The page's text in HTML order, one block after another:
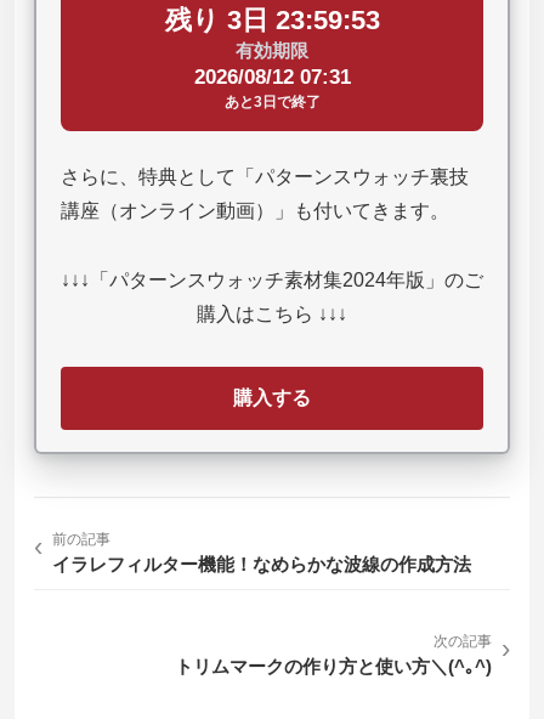
残り 3日 23:59:52
有効期限
2026/08/12 07:31
あと3日で終了
さらに、特典として「パターンスウォッチ裏技
講座（オンライン動画）」も付いてきます。
↓↓↓「パターンスウォッチ素材集2024年版」のご
購入はこちら ↓↓↓
購入する
‹ 前の記事
イラレフィルター機能！なめらかな波線の作成方法
次の記事
トリムマークの作り方と使い方＼(^｡^)
›